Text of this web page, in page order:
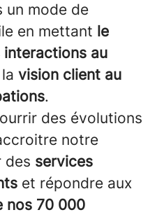
un mode de
en mettant le
au
vision client au
.
des évolutions
notre
des services
et répondre aux
nos 70 000